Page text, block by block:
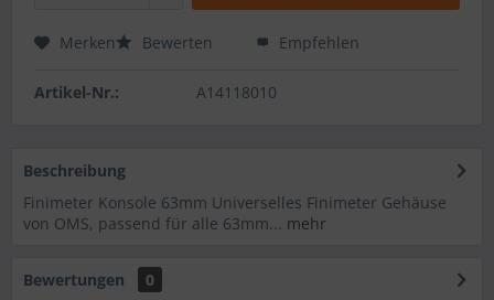
Merken Bewerten Empfehlen
Artikel-Nr.: A14118010
Beschreibung
Finimeter Konsole 63mm Universelles Finimeter Gehäuse
von OMS, passend für alle 63mm... mehr
Bewertungen
0